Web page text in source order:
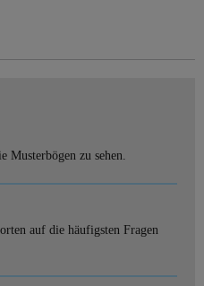
Musterbögen zu sehen.
auf die häufigsten Fragen